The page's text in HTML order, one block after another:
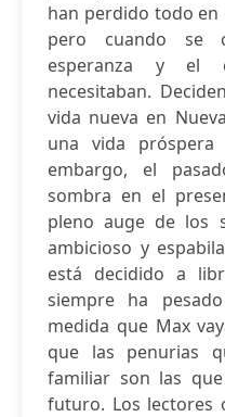
han perdido todo
pero cuando se
esperanza y el
necesitaban.
vida nueva en
una vida
embargo, el
sombra en el
pleno auge de los
ambicioso y
está decidido a
siempre ha
medida que Max
que las penurias
familiar son las
futuro. Los lectores